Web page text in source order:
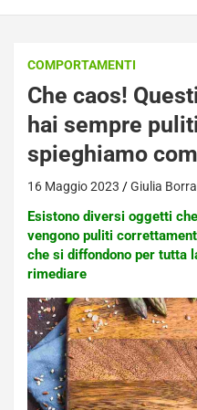
COMPORTAMENTI
Che caos!
hai sempre
spieghiamo
16 Maggio 2023 Giulia
Esistono diversi oggetti
vengono puliti
che si diffondono per tutta
rimediare